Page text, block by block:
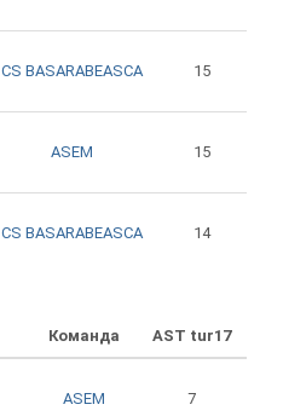
CS BASARABEASCA 15
ASEM 15
CS BASARABEASCA 14
Команда AST tur17
ASEM 7